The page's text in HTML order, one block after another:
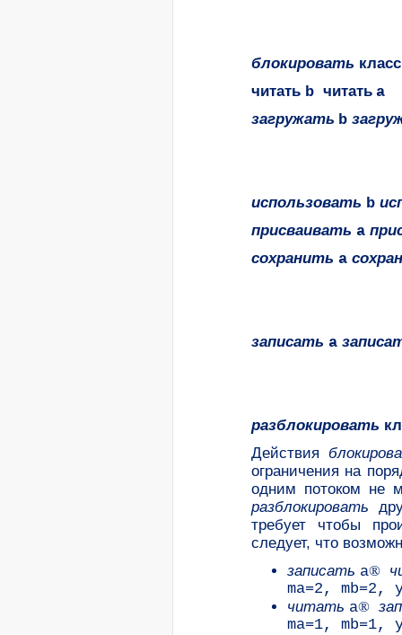
блокировать класс
читать b читать a
загружать b
использовать b
присваивать a
сохранить a
записать a
разблокировать
Действия
ограничения на
одним потоком не
разблокировать
требует чтобы
следует, что
записать a®
ma=2, mb=2,
читать a®
ma=1, mb=1,